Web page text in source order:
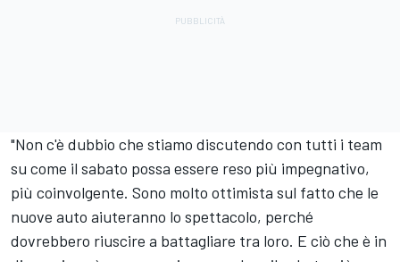
"Non c'è dubbio che stiamo discutendo con tutti i team
su come il sabato possa essere reso più impegnativo,
più coinvolgente. Sono molto ottimista sul fatto che le
nuove auto aiuteranno lo spettacolo, perché
dovrebbero riuscire a battagliare tra loro. E ciò che è in